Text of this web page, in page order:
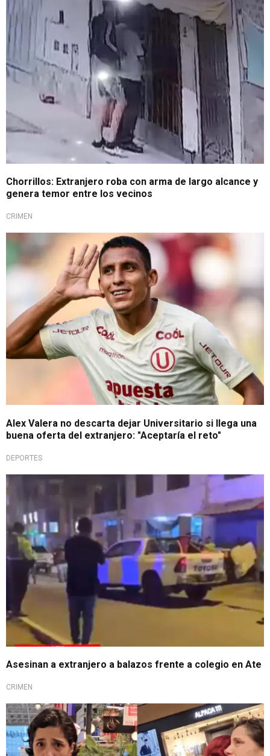
Chorrillos: Extranjero roba con arma de largo alcance y
genera temor entre los vecinos
CRIMEN
Alex Valera no descarta dejar Universitario si llega una
buena oferta del extranjero: "Aceptaría el reto"
DEPORTES
Crimen en estado de emergencia
Asesinan a extranjero a balazos frente a colegio en Ate
CRIMEN
Momento conmovedor